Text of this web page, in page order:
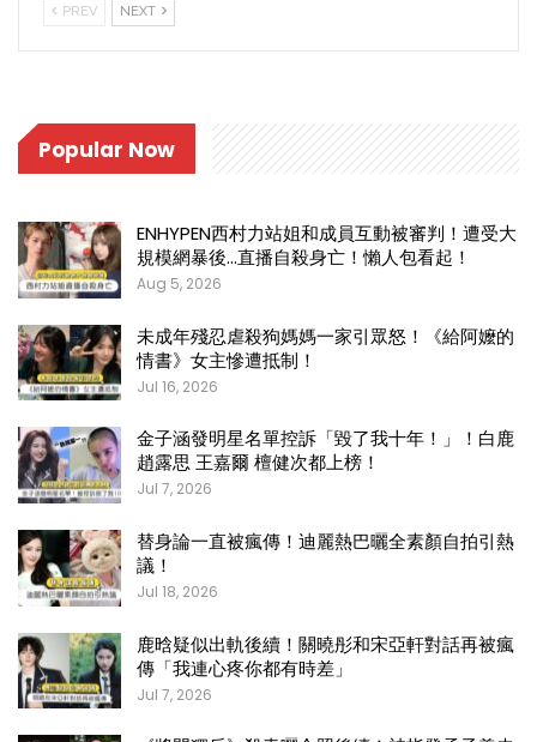
PREV NEXT
Popular Now
ENHYPEN西村力站姐和成員互動被審判！遭受大
規模網暴後…直播自殺身亡！懶人包看起！
Aug 5, 2026
未成年殘忍虐殺狗媽媽一家引眾怒！《給阿嬤的
情書》女主慘遭抵制！
Jul 16, 2026
金子涵發明星名單控訴「毀了我十年！」！白鹿
趙露思 王嘉爾 檀健次都上榜！
Jul 7, 2026
替身論一直被瘋傳！迪麗熱巴曬全素顏自拍引熱
議！
Jul 18, 2026
鹿晗疑似出軌後續！關曉彤和宋亞軒對話再被瘋
傳「我連心疼你都有時差」
Jul 7, 2026